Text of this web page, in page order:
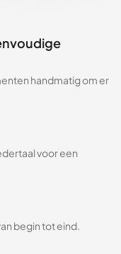
handmatig om er
voor een
begin tot eind.